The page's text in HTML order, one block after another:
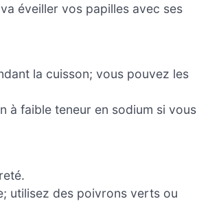
éveiller vos papilles avec ses
la cuisson; vous pouvez les
à faible teneur en sodium si vous
utilisez des poivrons verts ou